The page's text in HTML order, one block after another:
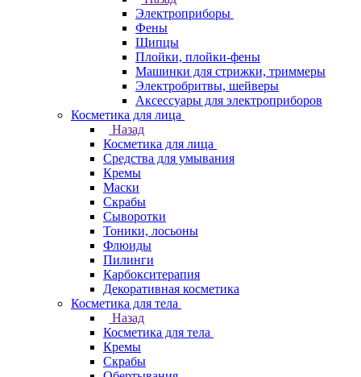
Электроприборы
Фены
Щипцы
Плойки, плойки-фены
Машинки для стрижки, триммеры
Электробритвы, шейверы
Аксессуары для электроприборов
Косметика для лица
Назад
Косметика для лица
Средства для умывания
Кремы
Маски
Скрабы
Сыворотки
Тоники, лосьоны
Флюиды
Пилинги
Карбокситерапия
Декоративная косметика
Косметика для тела
Назад
Косметика для тела
Кремы
Скрабы